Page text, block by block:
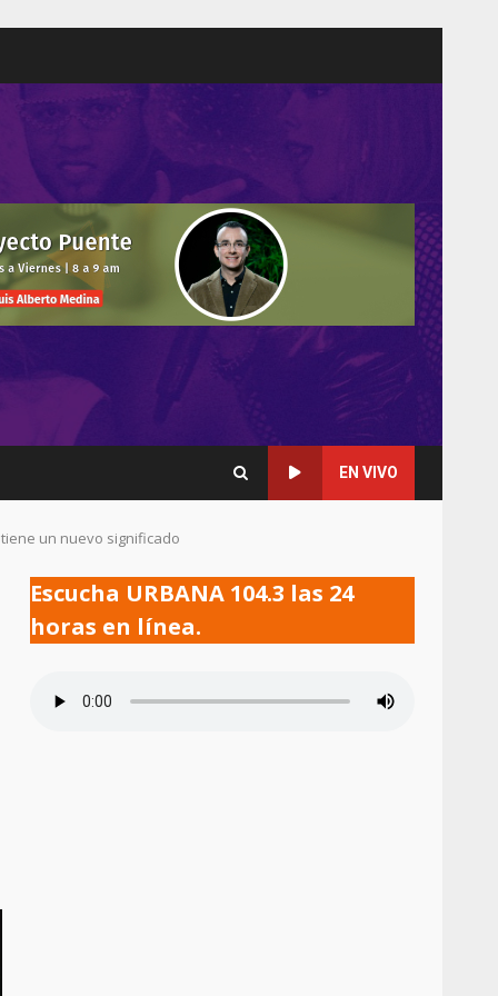
EN VIVO
un nuevo significado
Escucha URBANA 104.3 las 24
horas en línea.